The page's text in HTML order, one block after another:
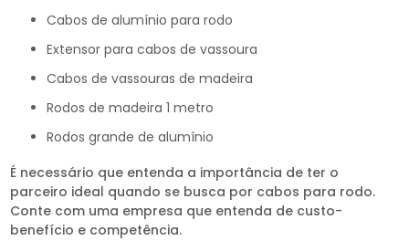
cabos de alumínio para rodo
extensor para cabos de vassoura
cabos de vassouras de madeira
rodos de madeira 1 metro
rodos grande de alumínio
É necessário que entenda a importância de ter o
parceiro ideal quando se busca por cabos para rodo.
Conte com uma empresa que entenda de custo-
benefício e competência.